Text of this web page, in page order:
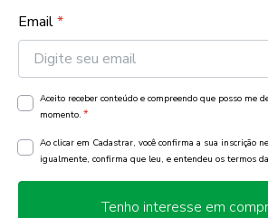
Email*
Aceito receber conteúdo e compreendo que posso me
momento. *
Ao clicar em Cadastrar, você confirma a sua inscrição
igualmente, confirma que leu, e entendeu os termos da
Tenho interesse em